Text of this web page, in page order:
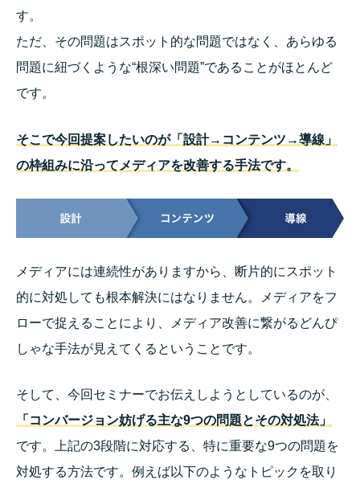
す。
ただ、その問題はスポット的な問題ではなく、あらゆる
問題に紐づくような“根深い問題”であることがほとんど
です。
そこで今回提案したいのが「設計→コンテンツ→導線」
の枠組みに沿ってメディアを改善する手法です。
メディアには連続性がありますから、断片的にスポット
的に対処しても根本解決にはなりません。メディアをフ
ローで捉えることにより、メディア改善に繋がるどんぴ
しゃな手法が見えてくるということです。
そして、今回セミナーでお伝えしようとしているのが、
「 コンバージョン妨げる主な9つの問題とその対処法」
です。上記の3段階に対応する、特に重要な9つの問題を
対処する方法です。例えば以下のようなトピックを取り